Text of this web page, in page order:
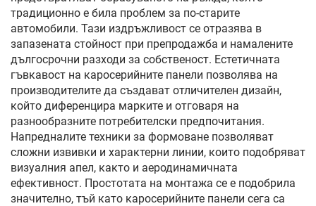
традиционно е била проблем за по-старите
автомобили. Тази издръжливост се отразява в
запазената стойност при препродажба и намалените
дългосрочни разходи за собственост. Естетичната
гъвкавост на каросерийните панели позволява на
производителите да създават отличителен дизайн,
който диференцира марките и отговаря на
разнообразните потребителски предпочитания.
Напредналите техники за формоване позволяват
сложни извивки и характерни линии, които подобряват
визуалния апел, както и аеродинамичната
ефективност. Простотата на монтажа се е подобрила
значително, тъй като каросерийните панели сега са